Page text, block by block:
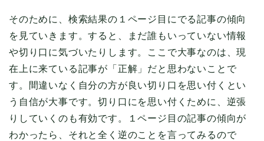
そのために、検索結果の１ページ目にでる記事の傾向
を見ていきます。すると、まだ誰もいっていない情報
や切り口に気づいたりします。ここで大事なのは、現
在上に来ている記事が「正解」だと思わないことで
す。間違いなく自分の方が良い切り口を思い付くとい
う自信が大事です。切り口にを思い付くために、逆張
りしていくのも有効です。１ページ目の記事の傾向が
わかったら、それと全く逆のことを言ってみるので